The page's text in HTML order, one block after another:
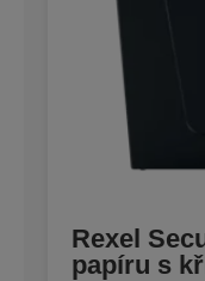
Rexel
papíru s